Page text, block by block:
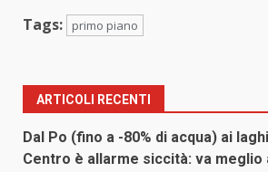
Tags: primo piano
ARTICOLI RECENTI
Dal Po (fino a -80% di acqua) ai
Centro è allarme siccità: va meglio